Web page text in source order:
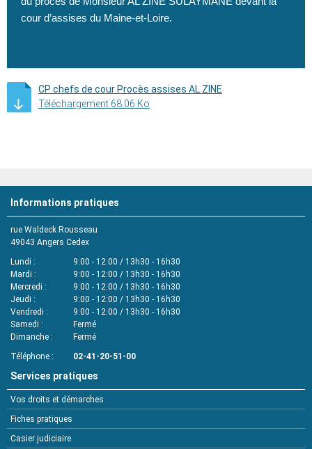
cour d’assises du Maine-et-Loire.
CP chefs de cour Procès assises AL ZINE
Téléchargement 68.06 Ko
Informations pratiques
rue Waldeck Rousseau
49043 Angers Cedex
Lundi
9:00 - 12:00 / 13h30 - 16h30
Mardi
9:00 - 12:00 / 13h30 - 16h30
Mercredi
9:00 - 12:00 / 13h30 - 16h30
Jeudi
9:00 - 12:00 / 13h30 - 16h30
Vendredi
9:00 - 12:00 / 13h30 - 16h30
Samedi
Fermé
Dimanche
Fermé
Téléphone
02-41-20-51-00
Services pratiques
Vos droits et démarches
Fiches pratiques
Casier judiciaire